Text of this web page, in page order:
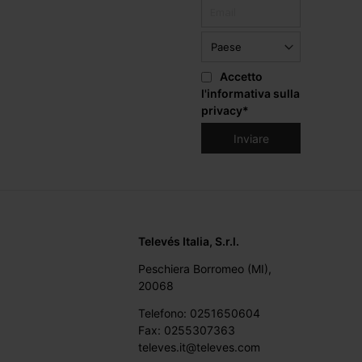
Accetto
l'informativa sulla
privacy*
Televés Italia, S.r.l.
Peschiera Borromeo (MI),
20068
Telefono: 0251650604
Fax: 0255307363
televes.it@televes.com